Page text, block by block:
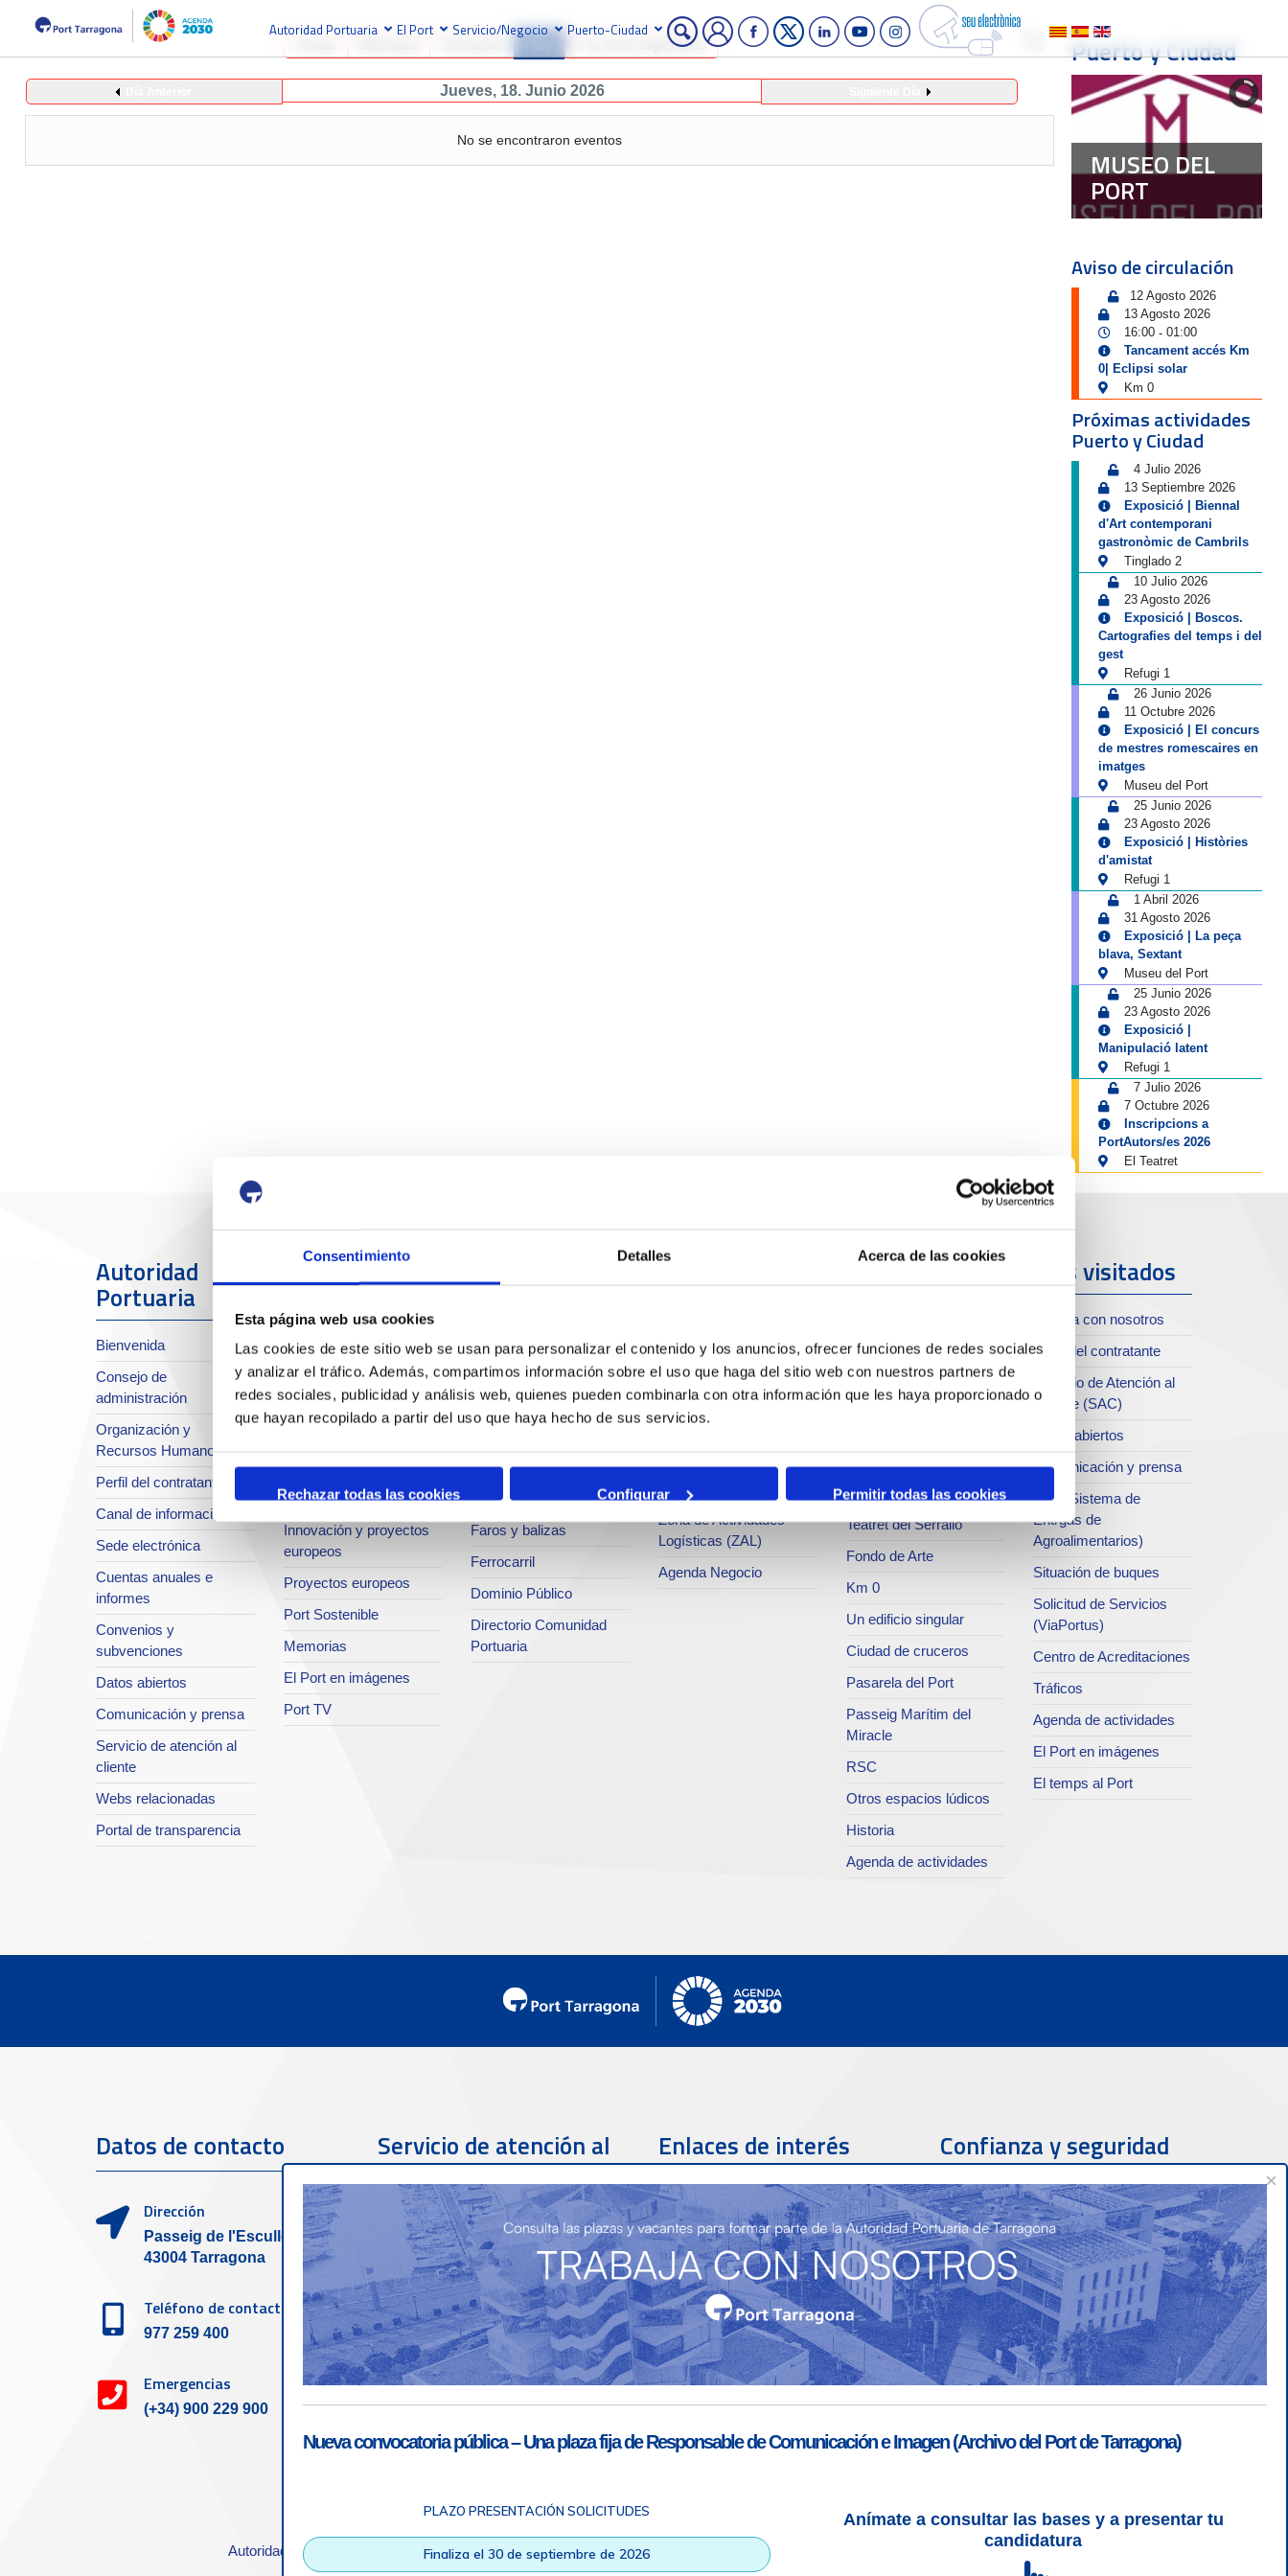
Consentimiento Detalles Acerca de las cookies
Esta página web usa cookies
Las cookies de este sitio web se usan para personalizar el contenido y los anuncios, ofrecer funciones de redes sociales
y analizar el tráfico. Además, compartimos información sobre el uso que haga del sitio web con nuestros partners de
redes sociales, publicidad y análisis web, quienes pueden combinarla con otra información que les haya proporcionado o
que hayan recopilado a partir del uso que haya hecho de sus servicios.
Rechazar todas las cookies Configurar Permitir todas las cookies
Autoridad Portuaria El Port Servicio/Negocio Puerto-Ciudad
Ir al mes específico
Jueves, 18. Junio 2026
No se encontraron eventos
Puerto y Ciudad
MUSEO DEL
PORT
Aviso de circulación
12 Agosto 2026
13 Agosto 2026
16:00- 01:00
Tancament accés Km
0| Eclipsi solar
Km 0
Próximas actividades
Puerto y Ciudad
4 Julio 2026
13 Septiembre 2026
Exposició | Biennal
d'Art contemporani
gastronòmic de Cambrils
Tinglado 2
10 Julio 2026
23 Agosto 2026
Exposició | Boscos.
Cartografies del temps i del
gest
Refugi 1
26 Junio 2026
11 Octubre 2026
Exposició | El concurs
de mestres romescaires en
imatges
Museu del Port
25 Junio 2026
23 Agosto 2026
Exposició | Històries
d'amistat
Refugi 1
1 Abril 2026
31 Agosto 2026
Exposició | La peça
blava, Sextant
Museu del Port
25 Junio 2026
23 Agosto 2026
Exposició |
Manipulació latent
Refugi 1
7 Julio 2026
7 Octubre 2026
Inscripcions a
PortAutors/es 2026
El Teatret
Autoridad
Portuaria
Bienvenida
Consejo de
administración
Organización y
Recursos Humanos
Perfil del contratante
Canal de información
Sede electrónica
Cuentas anuales e
informes
Convenios y
subvenciones
Datos abiertos
Comunicación y prensa
Servicio de atención al
cliente
Webs relacionadas
Portal de transparencia
El Puerto
Sobre el Port
Situación y accesos
Planificación estratégica
Infraestructuras en
Seguridad Integral
Sistema de Calidad
Innovación y proyectos
europeos
Proyectos europeos
Port Sostenible
Memorias
El Port en imágenes
Port TV
Servicios
Bunkering
Servicios comerciales
Tarifas y tasas
Centro de Acreditaciones
Faros y balizas
Ferrocarril
Dominio Público
Directorio Comunidad
Portuaria
Negocio
Estadísticas
SEA - (Sistema de
entregas de
agroalimentarios)
Terminales
Intermodalidad
Zona de Actividades
Logísticas (ZAL)
Agenda Negocio
Puerto y
ciudad
Moll de Costa
Archivo del Port
Servicio de
Museo del Port
Teatret del Serrallo
Fondo de Arte
Km 0
Un edificio singular
Ciudad de cruceros
Pasarela del Port
Passeig Marítim del
Miracle
RSC
Otros espacios lúdicos
Historia
Agenda de actividades
Más visitados
Trabaja con nosotros
Perfil del contratante
Servicio de Atención al
Clliente (SAC)
Datos abiertos
Comunicación y prensa
SEA (Sistema de
Entrgas de
Agroalimentarios)
Situación de buques
Solicitud de Servicios
(ViaPortus)
Centro de Acreditaciones
Tráficos
Agenda de actividades
El Port en imágenes
El temps al Port
Datos de contacto
Dirección
Passeig de l'Escullera s/n,
43004 Tarragona
Teléfono de contacto
977 259 400
Emergencias
(+34) 900 229 900
Servicio de atención al
cliente
Teléfono de contacto
977 259 462
Email de contacto
sac@porttarragona.cat
Información SAC
Enlaces de interés
Partners
Confianza y seguridad
Accesibilidad| Nota legal| Info RGPD| Información de grabación telefónica |SGSI|Login
Autoridad Portuaria de Tarragona © Todos los derechos reservados | Diseño Web Responsive | HTML 5 | CSS 3 | WCAG 2 y WW3C
×
Nueva convocatoria pública – Una plaza fija de Responsable de Comunicación e Imagen (Archivo del Port de Tarragona)
PLAZO PRESENTACIÓN SOLICITUDES
Finaliza el 30 de septiembre de 2026
Anímate a consultar las bases y a presentar tu
candidatura